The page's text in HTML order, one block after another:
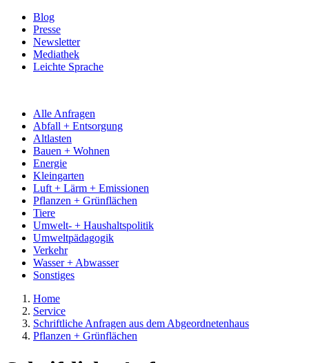
Blog
Presse
Newsletter
Mediathek
Leichte Sprache
Alle Anfragen
Abfall + Entsorgung
Altlasten
Bauen + Wohnen
Energie
Kleingarten
Luft + Lärm + Emissionen
Pflanzen + Grünflächen
Tiere
Umwelt- + Haushaltspolitik
Umweltpädagogik
Verkehr
Wasser + Abwasser
Sonstiges
Home
Service
Schriftliche Anfragen aus dem Abgeordnetenhaus
Pflanzen + Grünflächen